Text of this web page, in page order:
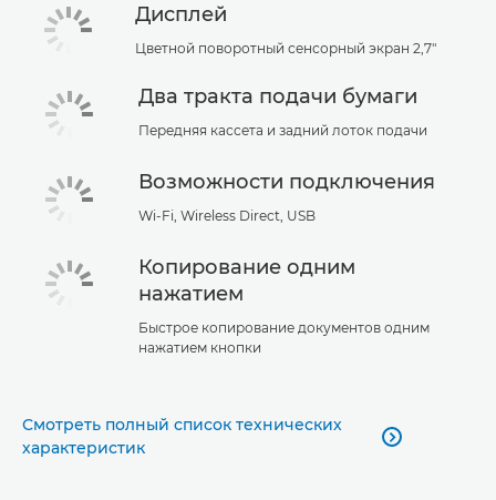
Дисплей
Цветной поворотный сенсорный экран 2,7"
Два тракта подачи бумаги
Передняя кассета и задний лоток подачи
Возможности подключения
Wi-Fi, Wireless Direct, USB
Копирование одним
нажатием
Быстрое копирование документов одним
нажатием кнопки
Смотреть полный список технических
характеристик
